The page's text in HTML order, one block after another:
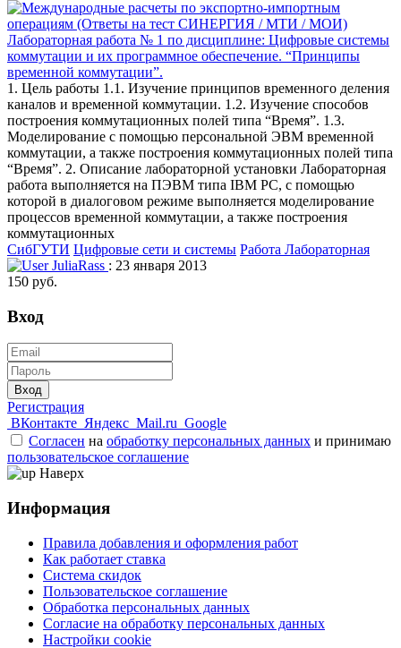
Лабораторная работа № 1 по дисциплине: Цифровые системы
коммутации и их программное обеспечение. “Принципы
временной коммутации”.
1. Цель работы 1.1. Изучение принципов временного деления
каналов и временной коммутации. 1.2. Изучение способов
построения коммутационных полей типа “Время”. 1.3.
Моделирование с помощью персональной ЭВМ временной
коммутации, а также построения коммутационных полей типа
“Время”. 2. Описание лабораторной установки Лабораторная
работа выполняется на ПЭВМ типа IBM PC, с помощью
которой в диалоговом режиме выполняется моделирование
процессов временной коммутации, а также построения
коммутационных
СибГУТИ Цифровые сети и системы Работа Лабораторная
JuliaRass : 23 января 2013
150 руб.
Вход
Вход
Регистрация
ВКонтакте Яндекс Mail.ru Google
Согласен на обработку персональных данных и принимаю
пользовательское соглашение
Наверх
Информация
Правила добавления и оформления работ
Как работает ставка
Система скидок
Пользовательское соглашение
Обработка персональных данных
Согласие на обработку персональных данных
Настройки cookie